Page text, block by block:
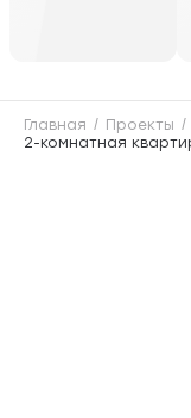
Главная Проекты
2-комнатная